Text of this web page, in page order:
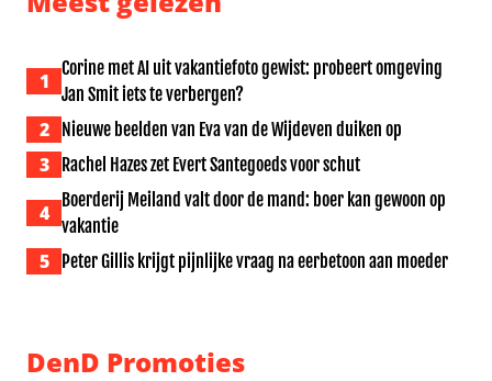
1
Corine met AI uit vakantiefoto gewist: probeert omgeving
Jan Smit iets te verbergen?
2 Nieuwe beelden van Eva van de Wijdeven duiken op
3 Rachel Hazes zet Evert Santegoeds voor schut
4
Boerderij Meiland valt door de mand: boer kan gewoon op
vakantie
5 Peter Gillis krijgt pijnlijke vraag na eerbetoon aan moeder
DenD Promoties